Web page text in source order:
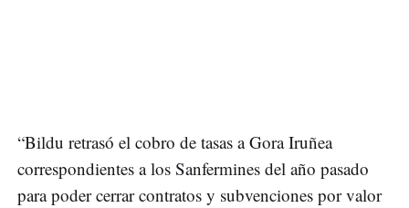
“Bildu retrasó el cobro de tasas a Gora Iruñea
correspondientes a los Sanfermines del año pasado
para poder cerrar contratos y subvenciones por valor